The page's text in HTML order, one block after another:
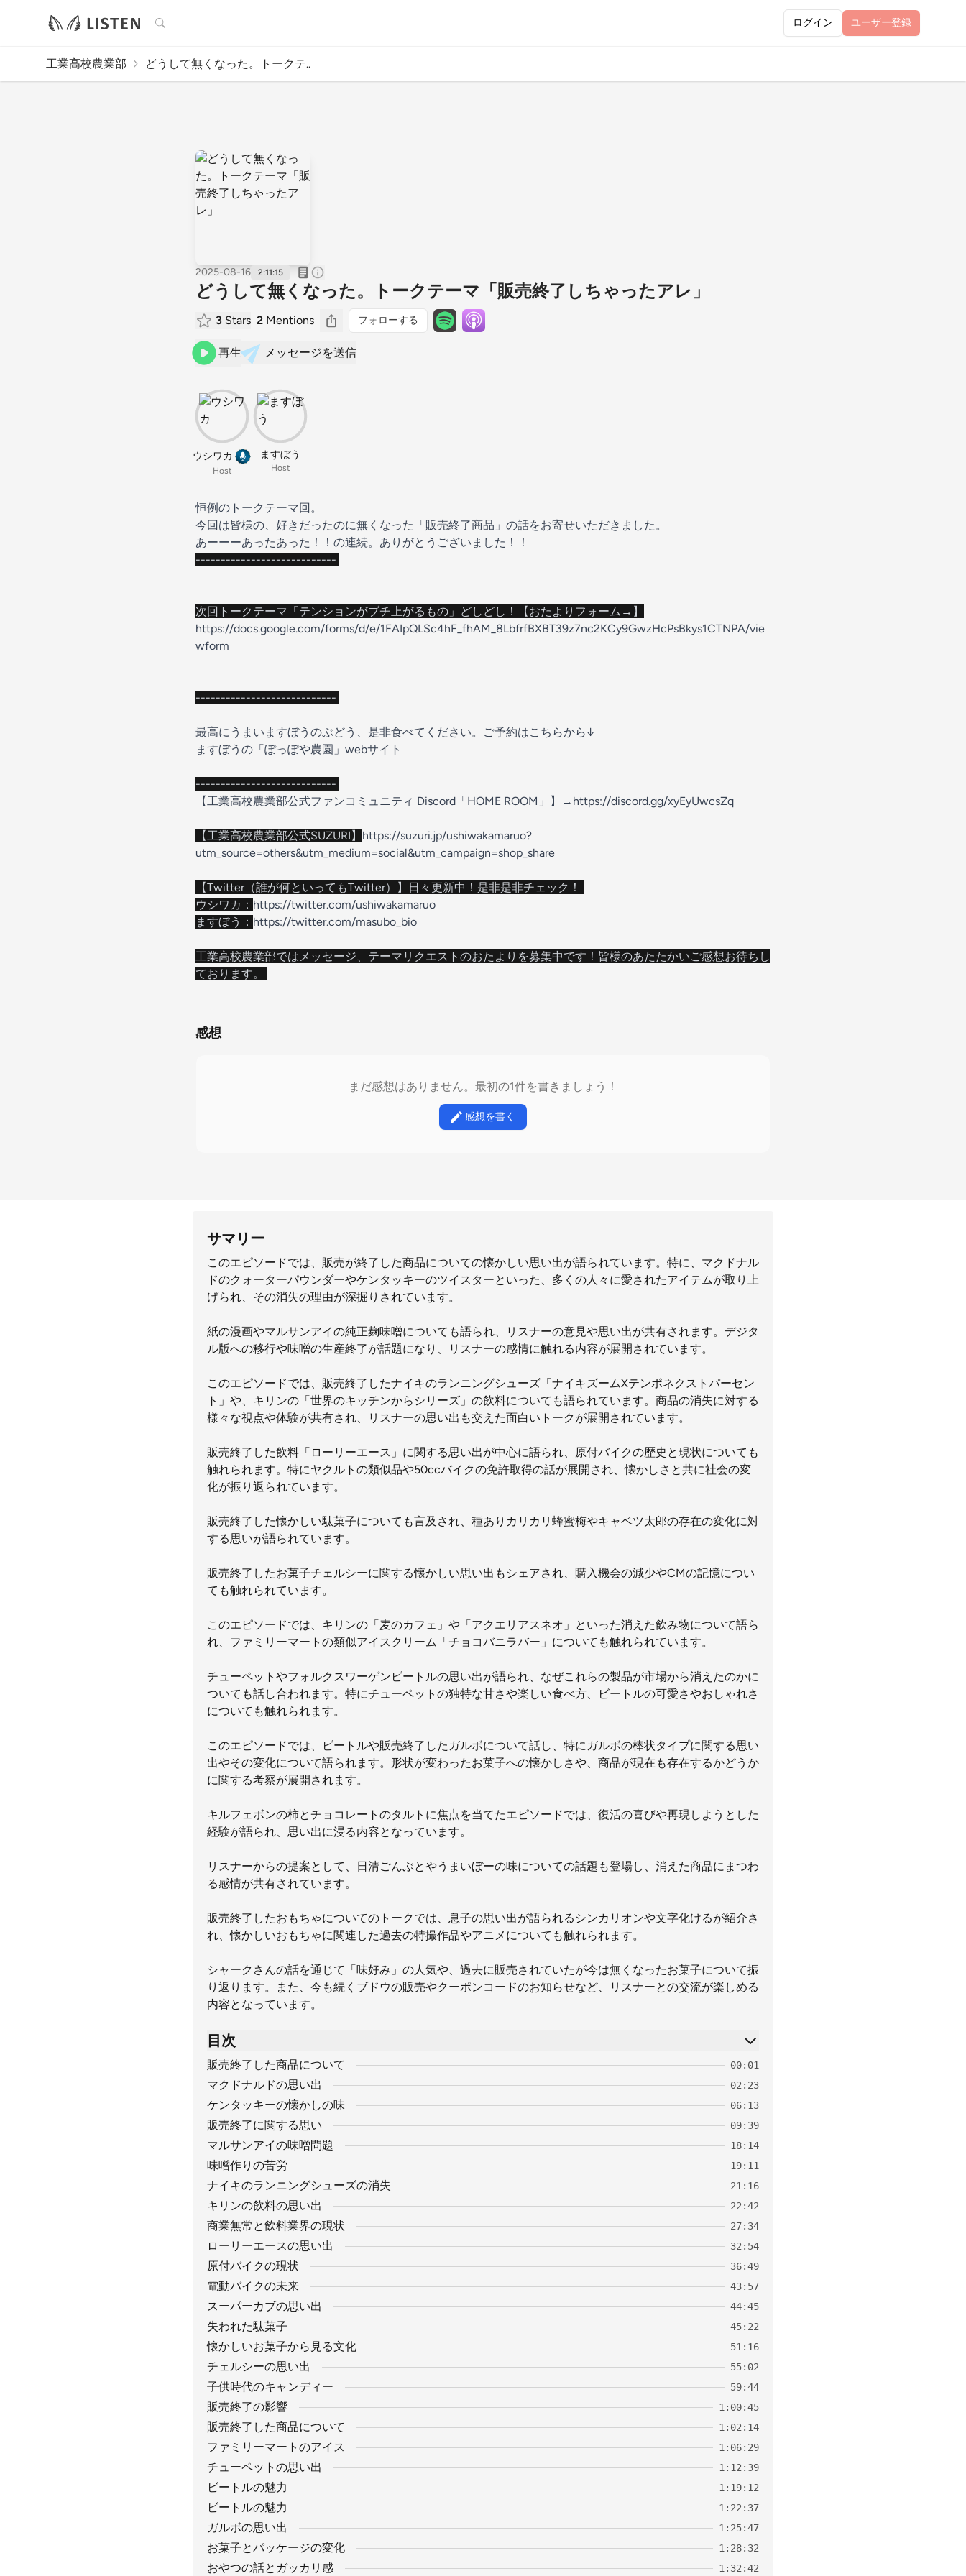
検索 ログイン ユーザー登録
工業高校農業部 どうして無くなった。トークテ..
2025-08-16 2:11:15
どうして無くなった。トークテーマ「販売終了しちゃったアレ」
3 Stars 2 Mentions フォローする
再生 メッセージを送信
ウシワカ
Host
ますぼう
Host
恒例のトークテーマ回。
今回は皆様の、好きだったのに無くなった「販売終了商品」の話をお寄せいただきました。
あーーーあったあった！！の連続。ありがとうございました！！
----------------------------
次回トークテーマ「テンションがブチ上がるもの」どしどし！【おたよりフォーム→】
https://docs.google.com/forms/d/e/1FAIpQLSc4hF_fhAM_8LbfrfBXBT39z7nc2KCy9GwzHcPsBkys1CTNPA/vie
wform
----------------------------
最高にうまいますぼうのぶどう、是非食べてください。ご予約はこちらから↓
ますぼうの「ぽっぽや農園」webサイト
----------------------------
【工業高校農業部公式ファンコミュニティ Discord「HOME ROOM」】→ https://discord.gg/xyEyUwcsZq
【工業高校農業部公式SUZURI】 https://suzuri.jp/ushiwakamaruo?
utm_source=others&utm_medium=social&utm_campaign=shop_share
【Twitter（誰が何といってもTwitter）】日々更新中！是非是非チェック！
ウシワカ： https://twitter.com/ushiwakamaruo
ますぼう： https://twitter.com/masubo_bio
工業高校農業部ではメッセージ、テーマリクエストのおたよりを募集中です！皆様のあたたかいご感想お待ちし
ております。
感想
まだ感想はありません。最初の1件を書きましょう！
感想を書く
サマリー
このエピソードでは、販売が終了した商品についての懐かしい思い出が語られています。特に、マクドナル
ドのクォーターパウンダーやケンタッキーのツイスターといった、多くの人々に愛されたアイテムが取り上
げられ、その消失の理由が深掘りされています。
紙の漫画やマルサンアイの純正麹味噌についても語られ、リスナーの意見や思い出が共有されます。デジタ
ル版への移行や味噌の生産終了が話題になり、リスナーの感情に触れる内容が展開されています。
このエピソードでは、販売終了したナイキのランニングシューズ「ナイキズームXテンポネクストパーセン
ト」や、キリンの「世界のキッチンからシリーズ」の飲料についても語られています。商品の消失に対する
様々な視点や体験が共有され、リスナーの思い出も交えた面白いトークが展開されています。
販売終了した飲料「ローリーエース」に関する思い出が中心に語られ、原付バイクの歴史と現状についても
触れられます。特にヤクルトの類似品や50ccバイクの免許取得の話が展開され、懐かしさと共に社会の変
化が振り返られています。
販売終了した懐かしい駄菓子についても言及され、種ありカリカリ蜂蜜梅やキャベツ太郎の存在の変化に対
する思いが語られています。
販売終了したお菓子チェルシーに関する懐かしい思い出もシェアされ、購入機会の減少やCMの記憶につい
ても触れられています。
このエピソードでは、キリンの「麦のカフェ」や「アクエリアスネオ」といった消えた飲み物について語ら
れ、ファミリーマートの類似アイスクリーム「チョコバニラバー」についても触れられています。
チューペットやフォルクスワーゲンビートルの思い出が語られ、なぜこれらの製品が市場から消えたのかに
ついても話し合われます。特にチューペットの独特な甘さや楽しい食べ方、ビートルの可愛さやおしゃれさ
についても触れられます。
このエピソードでは、ビートルや販売終了したガルボについて話し、特にガルボの棒状タイプに関する思い
出やその変化について語られます。形状が変わったお菓子への懐かしさや、商品が現在も存在するかどうか
に関する考察が展開されます。
キルフェボンの柿とチョコレートのタルトに焦点を当てたエピソードでは、復活の喜びや再現しようとした
経験が語られ、思い出に浸る内容となっています。
リスナーからの提案として、日清ごんぶとやうまいぼーの味についての話題も登場し、消えた商品にまつわ
る感情が共有されています。
販売終了したおもちゃについてのトークでは、息子の思い出が語られるシンカリオンや文字化けるが紹介さ
れ、懐かしいおもちゃに関連した過去の特撮作品やアニメについても触れられます。
シャークさんの話を通じて「味好み」の人気や、過去に販売されていたが今は無くなったお菓子について振
り返ります。また、今も続くブドウの販売やクーポンコードのお知らせなど、リスナーとの交流が楽しめる
内容となっています。
目次
販売終了した商品について 00:01
マクドナルドの思い出 02:23
ケンタッキーの懐かしの味 06:13
販売終了に関する思い 09:39
マルサンアイの味噌問題 18:14
味噌作りの苦労 19:11
ナイキのランニングシューズの消失 21:16
キリンの飲料の思い出 22:42
商業無常と飲料業界の現状 27:34
ローリーエースの思い出 32:54
原付バイクの現状 36:49
電動バイクの未来 43:57
スーパーカブの思い出 44:45
失われた駄菓子 45:22
懐かしいお菓子から見る文化 51:16
チェルシーの思い出 55:02
子供時代のキャンディー 59:44
販売終了の影響 1:00:45
販売終了した商品について 1:02:14
ファミリーマートのアイス 1:06:29
チューペットの思い出 1:12:39
ビートルの魅力 1:19:12
ビートルの魅力 1:22:37
ガルボの思い出 1:25:47
お菓子とパッケージの変化 1:28:32
おやつの話とガッカリ感 1:32:42